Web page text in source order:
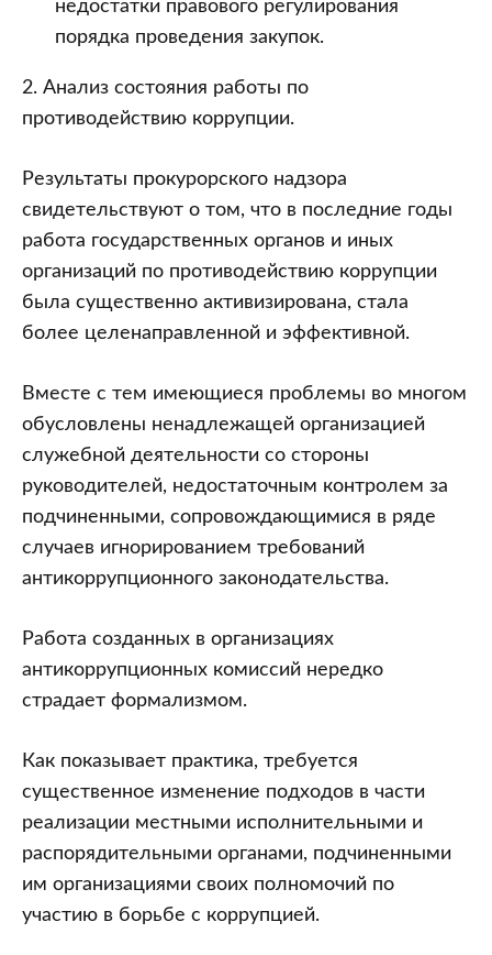
недостатки правового регулирования
порядка проведения закупок.
2. Анализ состояния работы по
противодействию коррупции.
Результаты прокурорского надзора
свидетельствуют о том, что в последние годы
работа государственных органов и иных
организаций по противодействию коррупции
была существенно активизирована, стала
более целенаправленной и эффективной.
Вместе с тем имеющиеся проблемы во многом
обусловлены ненадлежащей организацией
служебной деятельности со стороны
руководителей, недостаточным контролем за
подчиненными, сопровождающимися в ряде
случаев игнорированием требований
антикоррупционного законодательства.
Работа созданных в организациях
антикоррупционных комиссий нередко
страдает формализмом.
Как показывает практика, требуется
существенное изменение подходов в части
реализации местными исполнительными и
распорядительными органами, подчиненными
им организациями своих полномочий по
участию в борьбе с коррупцией.